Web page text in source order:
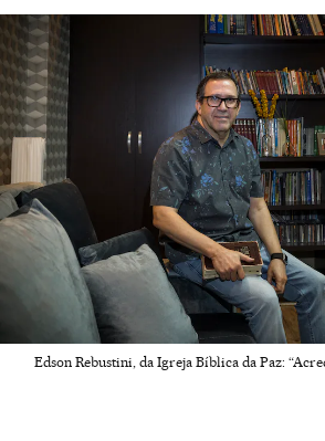
Edson Rebustini, da Igreja Bíblica da Paz: